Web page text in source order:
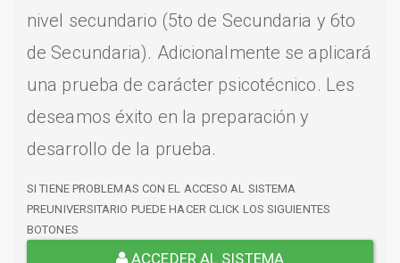
nivel secundario (5to de Secundaria y 6to
de Secundaria). Adicionalmente se aplicará
una prueba de carácter psicotécnico. Les
deseamos éxito en la preparación y
desarrollo de la prueba.
SI TIENE PROBLEMAS CON EL ACCESO AL SISTEMA
PREUNIVERSITARIO PUEDE HACER CLICK LOS SIGUIENTES
BOTONES
ACCEDER AL SISTEMA